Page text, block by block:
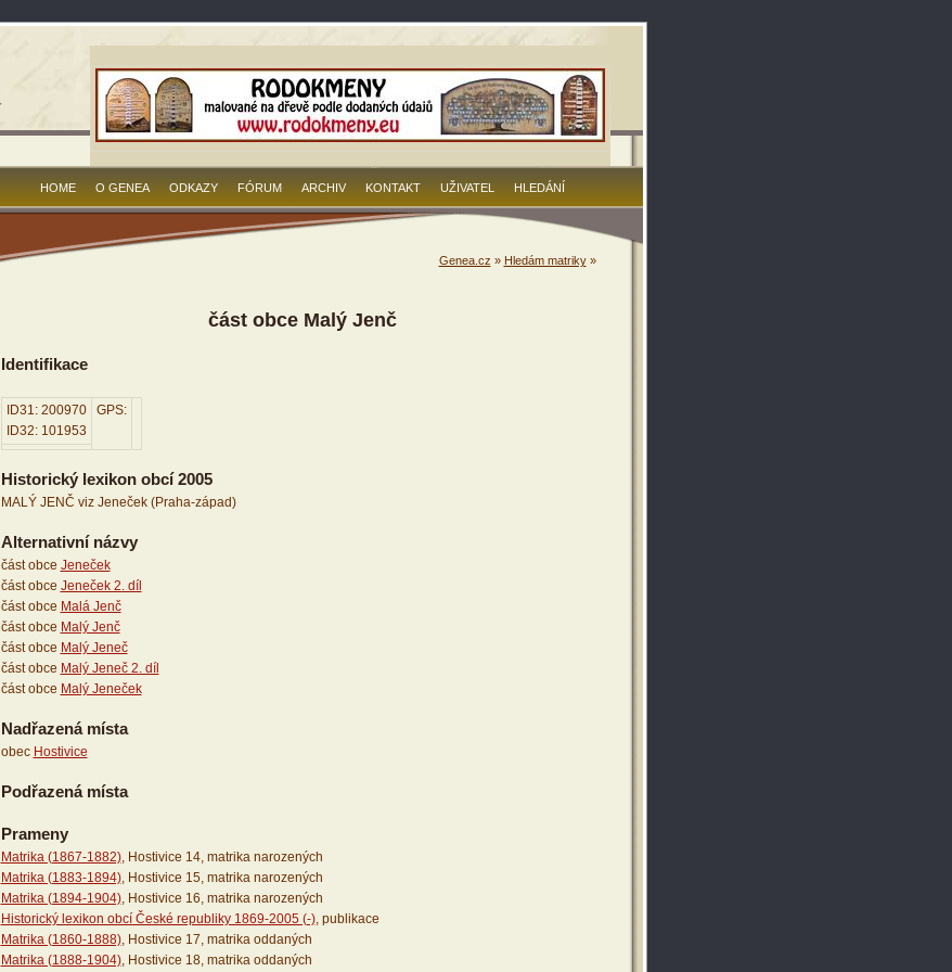
HOME O GENEA ODKAZY FÓRUM ARCHIV KONTAKT UŽIVATEL HLEDÁNÍ
Genea.cz » Hledám matriky»
část obce Malý Jenč
Identifikace
ID31: 200970
ID32: 101953
GPS:
Historický lexikon obcí 2005
MALÝ JENČ viz Jeneček (Praha-západ)
Alternativní názvy
část obce Jeneček
část obce Jeneček 2. díl
část obce Malá Jenč
část obce Malý Jenč
část obce Malý Jeneč
část obce Malý Jeneč 2. díl
část obce Malý Jeneček
Nadřazená místa
obec Hostivice
Podřazená místa
Prameny
Matrika (1867-1882), Hostivice 14, matrika narozených
Matrika (1883-1894), Hostivice 15, matrika narozených
Matrika (1894-1904), Hostivice 16, matrika narozených
Historický lexikon obcí České republiky 1869-2005 (-), publikace
Matrika (1860-1888), Hostivice 17, matrika oddaných
Matrika (1888-1904), Hostivice 18, matrika oddaných